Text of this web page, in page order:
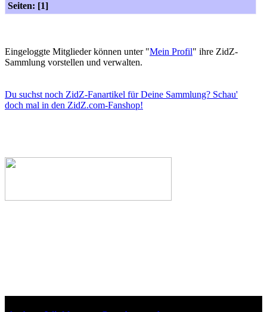
Seiten: [1]
Eingeloggte Mitglieder können unter "Mein Profil" ihre ZidZ-
Sammlung vorstellen und verwalten.
Du suchst noch ZidZ-Fanartikel für Deine Sammlung? Schau'
doch mal in den ZidZ.com-Fanshop!